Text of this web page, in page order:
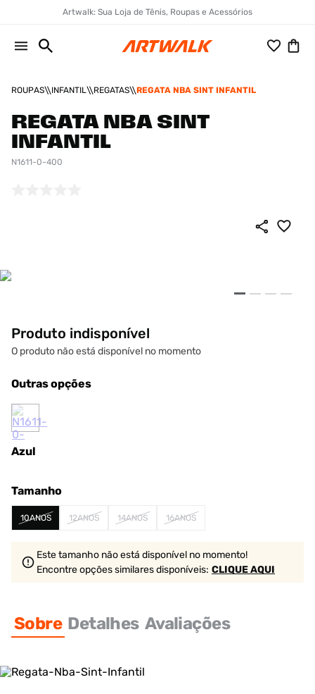
Artwalk: Sua Loja de Tênis, Roupas e Acessórios
ROUPAS INFANTIL REGATAS REGATA NBA SINT INFANTIL
REGATA NBA SINT
INFANTIL
N1611-0-400
Produto indisponível
O produto não está disponível no momento
Outras opções
Azul
Tamanho
10ANOS 12ANOS 14ANOS 16ANOS
Este tamanho não está disponível no momento!
Encontre opções similaresdisponíveis: CLIQUE AQUI
Sobre Detalhes Avaliações